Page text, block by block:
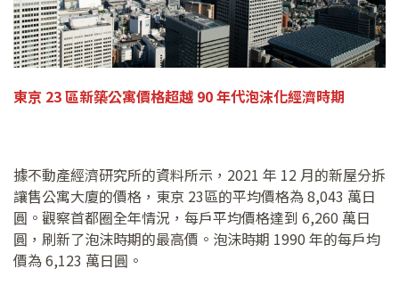
東京 23區新築公寓價格超越 90年代泡沫化經濟時期
據不動產經濟研究所的資料所示，2021 年 12 月的新屋分拆
讓售公寓大廈的價格，東京 23區的平均價格為 8,043 萬日
圓。觀察首都圈全年情況，每戶平均價格達到 6,260 萬日
圓，刷新了泡沫時期的最高價。泡沫時期 1990 年的每戶均
價為 6,123 萬日圓。